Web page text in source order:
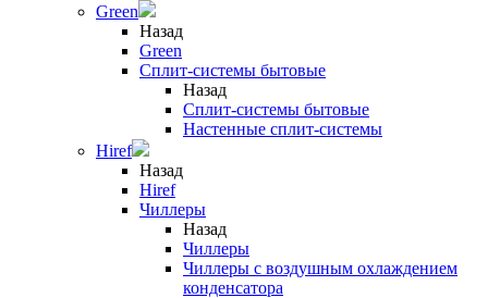
Green
Назад
Green
Сплит-системы бытовые
Назад
Сплит-системы бытовые
Настенные сплит-системы
Hiref
Назад
Hiref
Чиллеры
Назад
Чиллеры
Чиллеры с воздушным охлаждением
конденсатора